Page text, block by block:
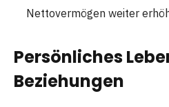
Nettovermögen weiter
Persönliches
Beziehungen